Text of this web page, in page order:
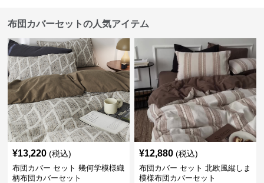
布団カバーセットの人気アイテム
¥13,220 (税込)
布団カバー セット 幾何学模様織
柄布団カバーセット
¥12,880 (税込)
布団カバー セット 北欧風縦しま
模様布団カバーセット